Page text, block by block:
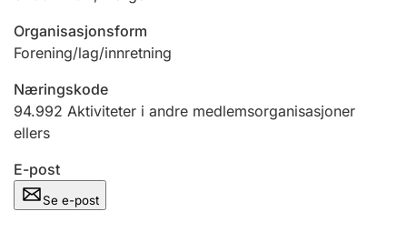
Offentlig sektor
Andre tema
Organisasjonsform
Forening/lag/innretning
Næringskode
94.992 Aktiviteter i andre medlemsorganisasjoner
ellers
E-post
Se e-post